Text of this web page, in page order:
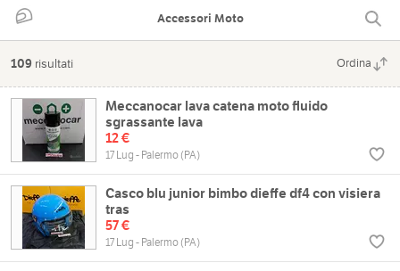
Accessori Moto
109 risultati Ordina
Meccanocar lava catena moto fluido
sgrassante lava
12 €
17 Lug - Palermo (PA)
Casco blu junior bimbo dieffe df4 con visiera
tras
57 €
17 Lug - Palermo (PA)